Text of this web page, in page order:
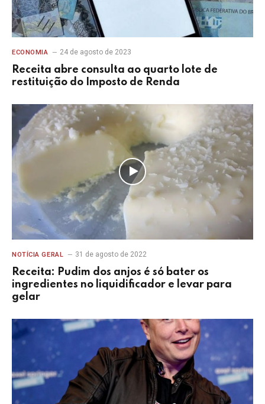
ECONOMIA 24 de agosto de 2023
Receita abre consulta ao quarto lote de
restituição do Imposto de Renda
NOTÍCIA GERAL 31 de agosto de 2022
Receita: Pudim dos anjos é só bater os
ingredientes no liquidificador e levar para
gelar